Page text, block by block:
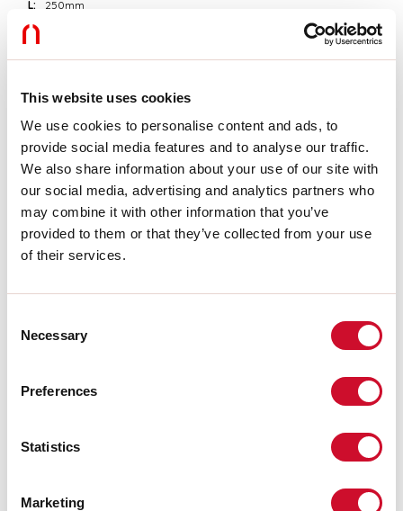
This website uses cookies
We use cookies to personalise content and ads, to
provide social media features and to analyse our traffic.
We also share information about your use of our site with
our social media, advertising and analytics partners who
may combine it with other information that you’ve
provided to them or that they’ve collected from your use
of their services.
Selection
Necessary
Preferences
Statistics
Marketing
L:
250mm
A:
H:
Made in:
ITALY
Dati tecnici
IP:
40
Classe di isolamento:
Tensione di alimentazione:
220-240V 50/60Hz
Download
download della famiglia del prodotto.